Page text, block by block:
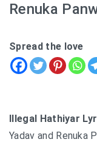
Renuka
Spread the love
Illegal Hathiyar
Yadav and Renuka